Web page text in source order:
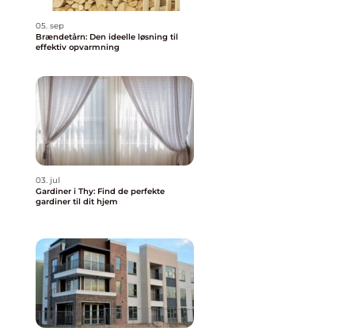
05. sep
Brændetårn: Den ideelle løsning til
effektiv opvarmning
03. jul
Gardiner i Thy: Find de perfekte
gardiner til dit hjem